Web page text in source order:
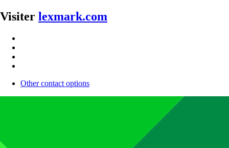
Visiter lexmark.com
Other contact options